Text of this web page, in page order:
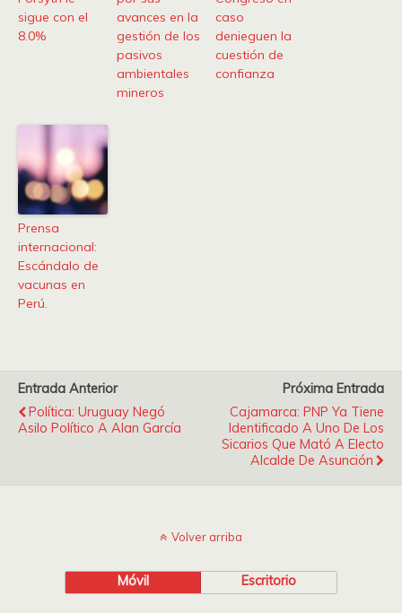
sigue con el
8.0%
avances en la
gestión de los
pasivos
ambientales
mineros
caso
denieguen la
cuestión de
confianza
Prensa
internacional:
Escándalo de
vacunas en
Perú.
Entrada Anterior
Política: Uruguay Negó
Asilo Político A Alan García
Próxima Entrada
Cajamarca: PNP Ya Tiene
Identificado A Uno De Los
Sicarios Que Mató A Electo
Alcalde De Asunción
Volver arriba
Móvil Escritorio